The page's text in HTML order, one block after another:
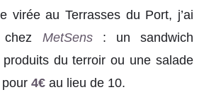
virée au Terrasses du Port, j’ai
chez MetSens: un sandwich
du terroir ou une salade
4€ au lieu de 10.